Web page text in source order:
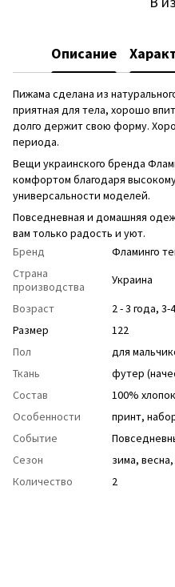
Описание
Пижама сделана из
приятная для тела, хорошо
долго держит свою форму.
периода.
Вещи украинского бренда
комфортом благодаря
универсальности моделей.
Повседневная и домашняя
вам только радость и уют.
Бренд
Фламинго
Страна
производства
Украина
Возраст
2 - 3 года, 3-
Размер
122
Пол
для
Ткань
футер
Состав
100% хлопок
Особенности
принт,
Событие
Сезон
зима, весна,
Количество
2